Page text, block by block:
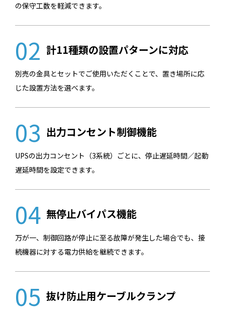
の保守工数を軽減できます。
02 計11種類の設置パターンに対応
別売の金具とセットでご使用いただくことで、置き場所に応
じた設置方法を選べます。
03 出力コンセント制御機能
UPSの出力コンセント（3系統）ごとに、停止遅延時間／起動
遅延時間を設定できます。
04 無停止バイパス機能
万が一、制御回路が停止に至る故障が発生した場合でも、接
続機器に対する電力供給を継続できます。
05 抜け防止用ケーブルクランプ